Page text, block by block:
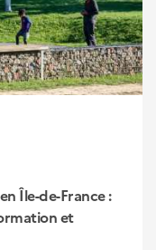
Île-de-France :
et